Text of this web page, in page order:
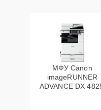
МФУ Canon
imageRUNNER
ADVANCE DX